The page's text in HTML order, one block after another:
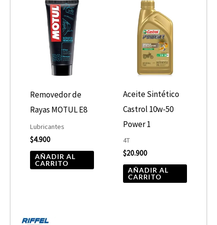
Removedor de
Rayas MOTUL E8
Lubricantes
$4.900
AÑADIR AL
CARRITO
Aceite Sintético
Castrol 10w-50
Power 1
4T
$20.900
AÑADIR AL
CARRITO